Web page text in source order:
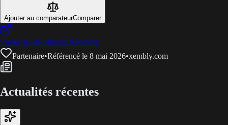
Ajouter au comparateurComparer
Visiter le site officielDécouvrir
Partenaire•Référencé le 8 mai 2026•xembly.com
Actualités récentes